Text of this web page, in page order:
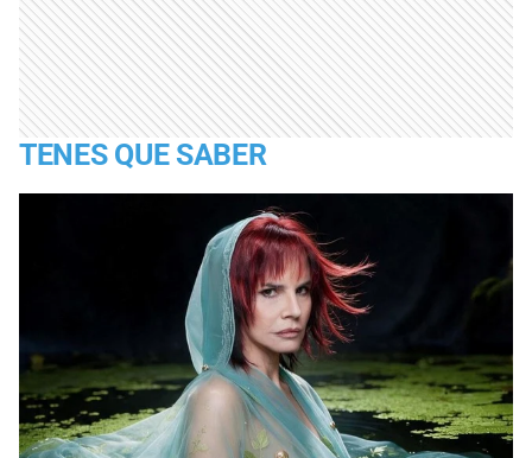
TENES QUE SABER